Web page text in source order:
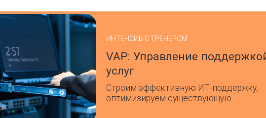
ИНТЕНСИВ С ТРЕНЕРОМ
VAP: Управление
услуг
Строим эффективную ИТ-поддержку,
оптимизируем существующую